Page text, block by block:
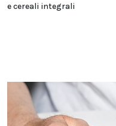
e cereali integrali